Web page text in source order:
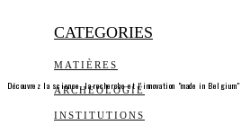
CATEGORIES
MATIÈRES
ARCHEOLOGIE
INSTITUTIONS
Découvrez la science, la recherche et l’innovation "made in Belgium"